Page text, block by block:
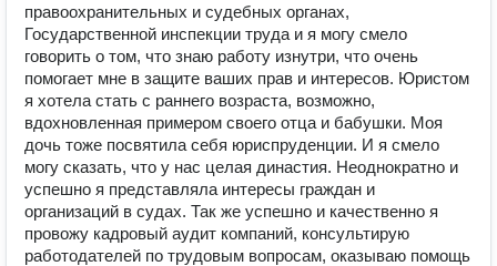
правоохранительных и судебных органах,
Государственной инспекции труда и я могу смело
говорить о том, что знаю работу изнутри, что очень
помогает мне в защите ваших прав и интересов. Юристом
я хотела стать с раннего возраста, возможно,
вдохновленная примером своего отца и бабушки. Моя
дочь тоже посвятила себя юриспруденции. И я смело
могу сказать, что у нас целая династия. Неоднократно и
успешно я представляла интересы граждан и
организаций в судах. Так же успешно и качественно я
провожу кадровый аудит компаний, консультирую
работодателей по трудовым вопросам, оказываю помощь